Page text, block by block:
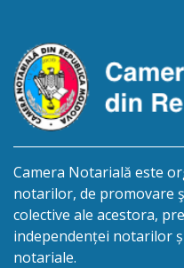
de 30.11.2026 […]
Camera Notarială este
notarilor, de promovare
colective ale acestora,
independenței notarilor
notariale.